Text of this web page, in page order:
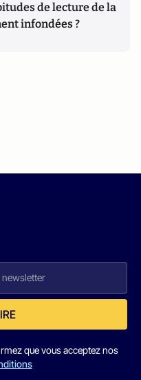
de lecture de la
infondées ?
que vous acceptez nos